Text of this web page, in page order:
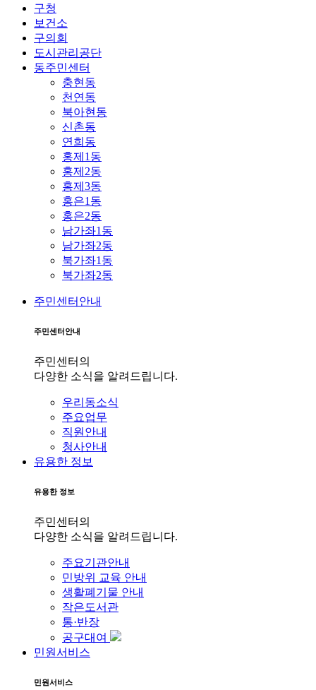
구청
보건소
구의회
도시관리공단
동주민센터
충현동
천연동
북아현동
신촌동
연희동
홍제1동
홍제2동
홍제3동
홍은1동
홍은2동
남가좌1동
남가좌2동
북가좌1동
북가좌2동
주민센터안내
주민센터안내
주민센터의
다양한 소식을 알려드립니다.
우리동소식
주요업무
직원안내
청사안내
유용한 정보
유용한 정보
주민센터의
다양한 소식을 알려드립니다.
주요기관안내
민방위 교육 안내
생활폐기물 안내
작은도서관
통·반장
공구대여
민원서비스
민원서비스